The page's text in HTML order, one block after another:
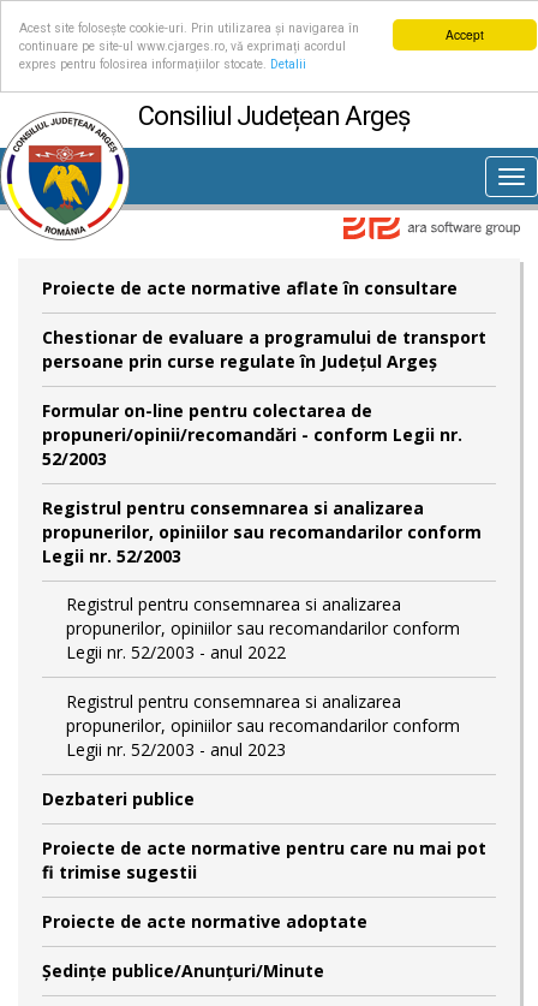
Accept
Acest site folosește cookie-uri. Prin utilizarea și navigarea în
continuare pe site-ul www.cjarges.ro, vă exprimați acordul
expres pentru folosirea informațiilor stocate.
Detalii
Consiliul Județean Argeș
Proiecte de acte normative aflate în consultare
Chestionar de evaluare a programului de transport
persoane prin curse regulate în Județul Argeș
Formular on-line pentru colectarea de
propuneri/opinii/recomandări - conform Legii nr.
52/2003
Registrul pentru consemnarea si analizarea
propunerilor, opiniilor sau recomandarilor conform
Legii nr. 52/2003
Registrul pentru consemnarea si analizarea
propunerilor, opiniilor sau recomandarilor conform
Legii nr. 52/2003 - anul 2022
Registrul pentru consemnarea si analizarea
propunerilor, opiniilor sau recomandarilor conform
Legii nr. 52/2003 - anul 2023
Dezbateri publice
Proiecte de acte normative pentru care nu mai pot
fi trimise sugestii
Proiecte de acte normative adoptate
Şedinţe publice/Anunţuri/Minute